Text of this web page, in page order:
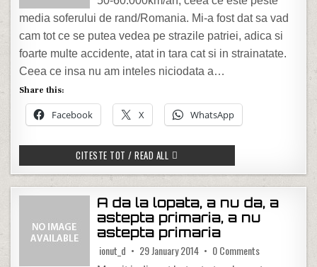
media soferului de rand/Romania. Mi-a fost dat sa vad
cam tot ce se putea vedea pe strazile patriei, adica si
foarte multe accidente, atat in tara cat si in strainatate.
Ceea ce insa nu am inteles niciodata a…
Share this:
Facebook X WhatsApp
CITESTE TOT / READ ALL ROMANUL SI ACCIDENTUL
A da la lopata, a nu da, a
astepta primaria, a nu
astepta primaria
ionut_d 29 January 2014 0 Commentson A da la